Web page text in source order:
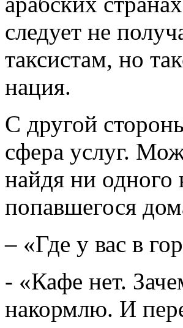
следует не
таксистам, но
нация.
С другой
сфера услуг.
найдя ни одного
попавшегося
– «Где у вас в
- «Кафе нет.
накормлю. И